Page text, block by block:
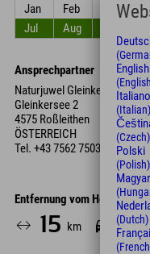
Jan
Feb Mrz
Jul
Aug
Ansprechpartner
Naturjuwel Gleinkersee
Gleinkersee 2
4575 Roßleithen
ÖSTERREICH
Tel. +43 7562 7503
Entfernung vom Hotel
15 km 19
English
Italiano
(Italian)
(Czech)
Polski
(Polish)
Magyar
(Dutch)